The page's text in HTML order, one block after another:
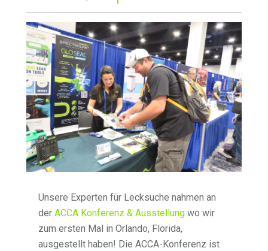
Unsere Experten für Lecksuche nahmen an
derACCA Konferenz & Ausstellung wo wir
zum ersten Mal in Orlando, Florida,
ausgestellt haben! Die ACCA-Konferenz ist